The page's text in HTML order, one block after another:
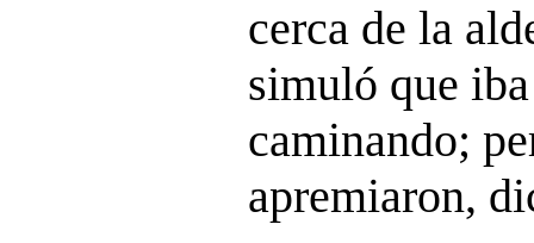
cerca de la
simuló que
caminando;
apremiaron,